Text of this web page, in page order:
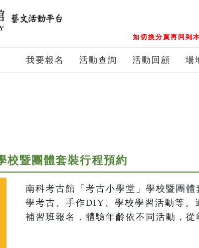
如切換分頁再回到
我要報名 活動查詢 活動回顧 場
校暨團體套裝行程預約
南科考古館「考古小學堂」學校暨團
學考古、手作DIY、學校學習活動等。
補習班報名，體驗年齡依不同活動，